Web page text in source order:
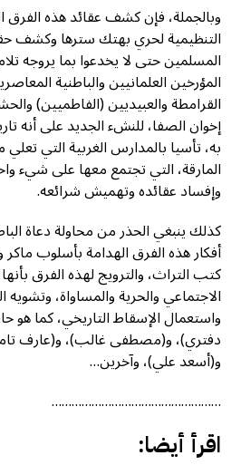
وبالجملة، فإن كشف عقائد هذه الفرق
التنظيمية لحري بهتك سترها وكشف
المسلمين حتى لا يخدعوا بما يروجه
المؤرخين العلمانيين والباطنية
القرامطة والعبيديين (الفاطميين)
إخوان الصفا، للنشء الجديد على أنه
به، تأسيا بالمدارس الغربية التي
المارقة، التي تجتمع معها على شيء
وإفساد عقائده وتهميش شرائعه.
كذلك ينبغي الحذر من محاولة دعاة
أفكار هذه الفرق الهدامة بأسلوب
كتب التراث، والترويج لهذه الفرق
الاجتماعي والحرية والمساواة، وتشويه
واستعمال الإسقاط التاريخي، كما
دفتري)، و(مصطفى غالب)، و(عارف
و(أسعد علي)، وآخرين…
……………………………………………
اقرأ أيضا: